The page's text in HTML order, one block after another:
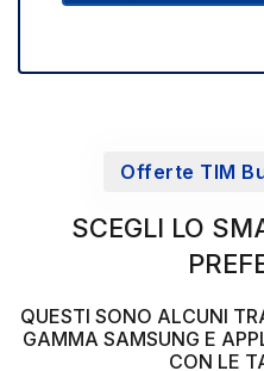
Offerte TIM
SCEGLI LO
QUESTI SONO ALCUNI
GAMMA SAMSUNG E
CON LE